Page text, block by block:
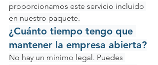
proporcionamos este servicio incluido
en nuestro paquete.
¿Cuánto tiempo tengo que
mantener la empresa abierta?
No hay un mínimo legal. Puedes